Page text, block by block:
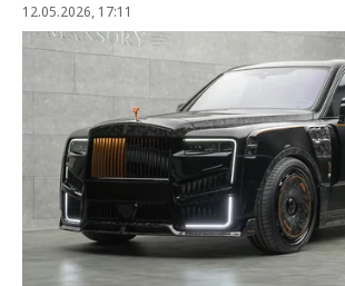
12.05.2026, 17:11